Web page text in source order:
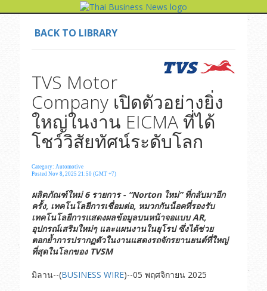
BACK TO LIBRARY
TVS Motor
Company เปิดตัวอย่างยิ่ง
ใหญ่ในงาน EICMA ที่ได้
โชว์วิสัยทัศน์ระดับโลก
Category: Automotive
Posted Nov 8, 2025 21:50 (GMT +7)
ผลิตภัณฑ์ใหม่6 รายการ - “Norton ใหม่”ที่กลับมาอีก
ครั้ง, เทคโนโลยีการเชื่อมต่อ, หมวกกันน็อคที่รองรับ
เทคโนโลยีการแสดงผลข้อมูลบนหน้าจอแบบAR,
อุปกรณ์เสริมใหม่ๆ และแผนงานในยุโรป ซึ่งได้ช่วย
ตอกย้ำการปรากฏตัวในงานแสดงรถจักรยานยนต์ที่ใหญ่
ที่สุดในโลกของTVSM
มิลาน--(BUSINESS WIRE)--05 พฤศจิกายน 2025